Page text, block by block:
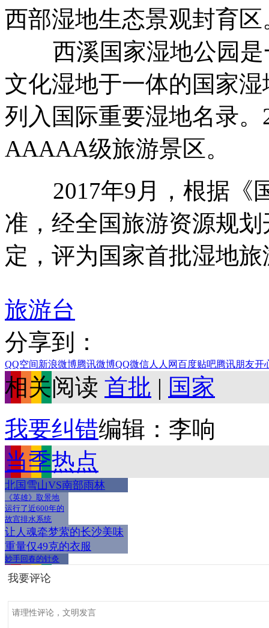
西部湿地生态景观封育区
西溪国家湿地公园是
文化湿地于一体的国家
列入国际重要湿地名录
AAAAA级旅游景区。
2017年9月，根据《
准，经全国旅游资源规
定，评为国家首批湿地
旅游台
分享到：
QQ空间新浪微博腾讯微博QQ微信人人网百度贴吧腾讯朋友开
相关阅读 首批 | 国家
我要纠错编辑：李响
当季热点
北国雪山VS南部雨林
《英雄》取景地
运行了近600年的
故宫排水系统
让人魂牵梦萦的长沙美味
重量仅49克的衣服
妙手回春的针灸